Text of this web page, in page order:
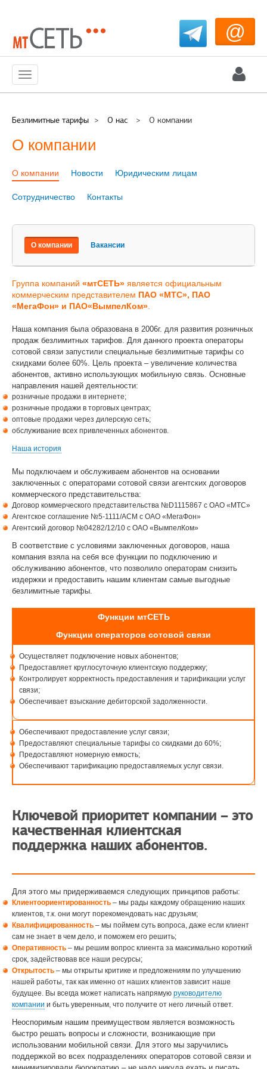
@
Меню
Безлимитные тарифы > О нас > О компании
О компании
О компании Новости Юридическим лицам
Сотрудничество Контакты
О компании Вакансии
Группа компаний «мтСЕТЬ» является официальным
коммерческим представителем ПАО «МТС», ПАО
«МегаФон» и ПАО«ВымпелКом»
Наша компания была образована в 2006г. для развития розничных
продаж безлимитных тарифов. Для данного проекта операторы
сотовой связи запустили специальные безлимитные тарифы со
скидками более 60%. Цель проекта – увеличение количества
абонентов, активно использующих мобильную связь. Основные
направления нашей деятельности:
розничные продажи в интернете;
розничные продажи в торговых центрах;
оптовые продажи через дилерскую сеть;
обслуживание всех привлеченных абонентов.
Наша история
Мы подключаем и обслуживаем абонентов на основании
заключенных с операторами сотовой связи агентских договоров
коммерческого представительства:
Договор коммерческого представительства №D1115867 c ОАО «МТС»
Агентское соглашение №5-1111/ACM c ОАО «МегаФон»
Агентский договор №04282/12/10 с ОАО «ВымпелКом»
В соответствие с условиями заключенных договоров, наша
компания взяла на себя все функции по подключению и
обслуживанию абонентов, что позволило операторам снизить
издержки и предоставить нашим клиентам самые выгодные
безлимитные тарифы.
Функции мтСЕТЬ
Функции операторов сотовой связи
Осуществляет подключение новых абонентов;
Предоставляет круглосуточную клиентскую поддержку;
Контролирует корректность предоставления и тарификации услуг
связи;
Обеспечивает взыскание дебиторской задолженности.
Обеспечивают предоставление услуг связи;
Предоставляют специальные тарифы со скидками до 60%;
Предоставляют номерную емкость;
Обеспечивают тарификацию предоставляемых услуг связи.
Ключевой приоритет компании – это
качественная клиентская
поддержка наших абонентов.
Для этого мы придерживаемся следующих принципов работы:
Клиентоориентированность – мы рады каждому обращению наших
клиентов, т.к. они могут порекомендовать нас друзьям;
Квалифицированность – мы поймем суть вопроса, даже если клиент
сам не знает в чем дело, и поможем его решить;
Оперативность – мы решим вопрос клиента за максимально короткий
срок, задействовав все наши ресурсы;
Открытость – мы открыты критике и предложениям по улучшению
нашей работы, так как именно от наших клиентов зависит наше
будущее. Вы всегда может написать напрямую руководителю
компании и быть уверенным, что получите от него личный ответ.
Неоспоримым нашим преимуществом является возможность
быстро решать вопросы и сложности, возникающие при
использовании мобильной связи. Для этого мы заручились
поддержкой во всех подразделениях операторов сотовой связи и